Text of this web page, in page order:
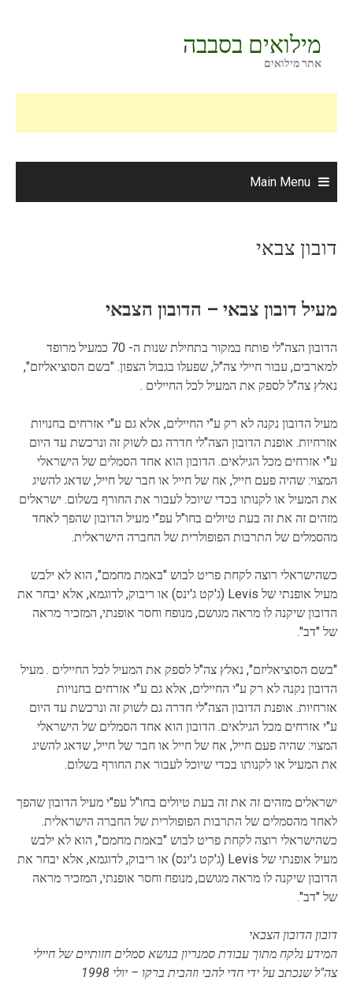
contentמילואים בסבבה
אתר מילואים
Main Menu
דובון צבאי
מעיל דובון צבאי – הדובון הצבאי
הדובון הצה"לי פותח במקור בתחילת שנות ה- 70 כמעיל מרופד
למארבים, עבור חיילי צה"ל, שפעלו בגבול הצפון. "בשם הסוציאליזם",
נאלץ צה"ל לספק את המעיל לכל החיילים .
מעיל הדובון נקנה לא רק ע"י החיילים, אלא גם ע"י אזרחים בחנויות
אזרחיות. אופנת הדובון הצה"לי חדרה גם לשוק זה ונרכשת עד היום
ע"י אזרחים מכל הגילאים. הדובון הוא אחד הסמלים של הישראלי
המצוי: שהיה פעם חייל, אח של חייל או חבר של חייל, שדאג להשיג
את המעיל או לקנותו בכדי שיוכל לעבור את החורף בשלום. ישראלים
מזהים זה את זה בעת טיולים בחו"ל עפ"י מעיל הדובון שהפך לאחד
מהסמלים של התרבות הפופולרית של החברה הישראלית.
כשהישראלי רוצה לקחת פריט לבוש "באמת מחמם", הוא לא ילבש
מעיל אופנתי של Levis (ג'קט ג'ינס) או ריבוק, לדוגמא, אלא יבחר את
הדובון שיקנה לו מראה מגושם, מנופח וחסר אופנתי, המזכיר מראה
של "דב".
"בשם הסוציאליזם", נאלץ צה"ל לספק את המעיל לכל החיילים . מעיל
הדובון נקנה לא רק ע"י החיילים, אלא גם ע"י אזרחים בחנויות
אזרחיות. אופנת הדובון הצה"לי חדרה גם לשוק זה ונרכשת עד היום
ע"י אזרחים מכל הגילאים. הדובון הוא אחד הסמלים של הישראלי
המצוי: שהיה פעם חייל, אח של חייל או חבר של חייל, שדאג להשיג
את המעיל או לקנותו בכדי שיוכל לעבור את החורף בשלום.
ישראלים מזהים זה את זה בעת טיולים בחו"ל עפ"י מעיל הדובון שהפך
לאחד מהסמלים של התרבות הפופולרית של החברה הישראלית.
כשהישראלי רוצה לקחת פריט לבוש "באמת מחמם", הוא לא ילבש
מעיל אופנתי של Levis (ג'קט ג'ינס) או ריבוק, לדוגמא, אלא יבחר את
הדובון שיקנה לו מראה מגושם, מנופח וחסר אופנתי, המזכיר מראה
של "דב".
דובון הדובון הצבאי
המידע נלקח מתוך עבודת סמנריון בנושא סמלים חזותיים של חיילי
צה"ל שנכתב על ידי חדי להבי וזהבית ברקו – יולי 1998